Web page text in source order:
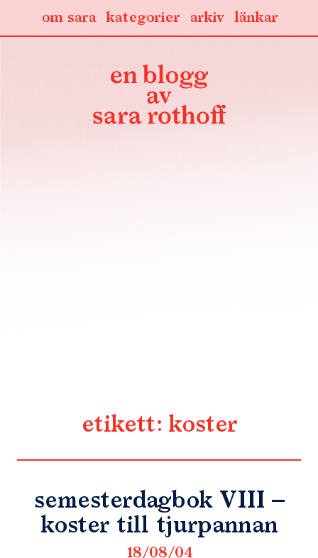
länkar
arkiv
kategorier
om sara
etikett: koster
semesterdagbok VIII –
koster till tjurpannan
18/08/04